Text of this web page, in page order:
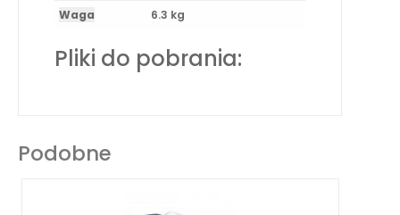
Waga
6.3 kg
Pliki do pobrania:
Podobne